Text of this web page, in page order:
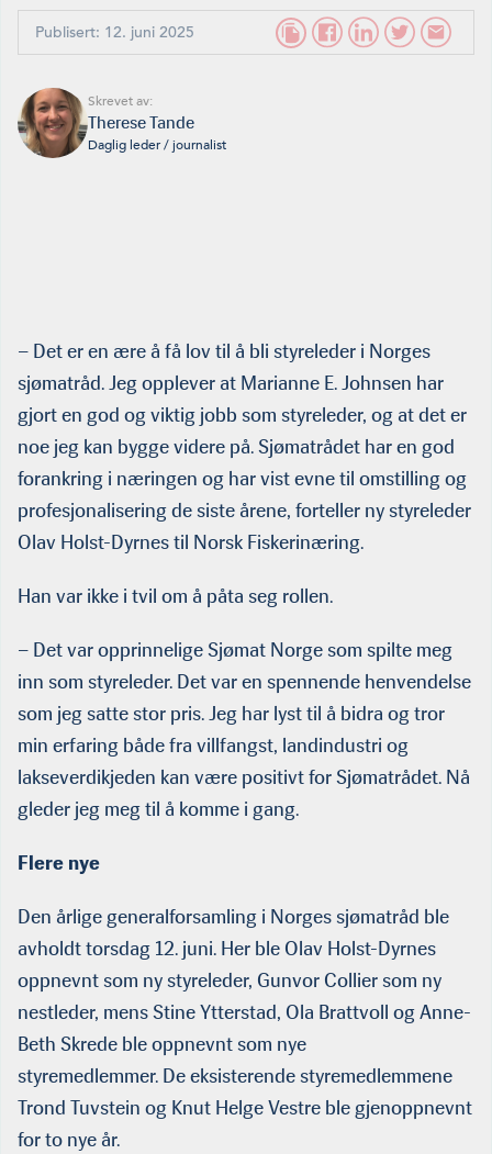
Publisert: 12. juni 2025
Skrevet av:
Therese Tande
Daglig leder / journalist
– Det er en ære å få lov til å bli styreleder i Norges
sjømatråd. Jeg opplever at Marianne E. Johnsen har
gjort en god og viktig jobb som styreleder, og at det er
noe jeg kan bygge videre på. Sjømatrådet har en god
forankring i næringen og har vist evne til omstilling og
profesjonalisering de siste årene, forteller ny styreleder
Olav Holst-Dyrnes til Norsk Fiskerinæring.
Han var ikke i tvil om å påta seg rollen.
– Det var opprinnelige Sjømat Norge som spilte meg
inn som styreleder. Det var en spennende henvendelse
som jeg satte stor pris. Jeg har lyst til å bidra og tror
min erfaring både fra villfangst, landindustri og
lakseverdikjeden kan være positivt for Sjømatrådet. Nå
gleder jeg meg til å komme i gang.
Flere nye
Den årlige generalforsamling i Norges sjømatråd ble
avholdt torsdag 12. juni. Her ble Olav Holst-Dyrnes
oppnevnt som ny styreleder, Gunvor Collier som ny
nestleder, mens Stine Ytterstad, Ola Brattvoll og Anne-
Beth Skrede ble oppnevnt som nye
styremedlemmer. De eksisterende styremedlemmene
Trond Tuvstein og Knut Helge Vestre ble gjenoppnevnt
for to nye år.